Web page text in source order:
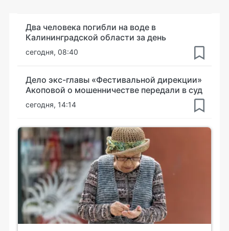
Два человека погибли на воде в
Калининградской области за день
сегодня, 08:40
Дело экс-главы «Фестивальной дирекции»
Акоповой о мошенничестве передали в суд
сегодня, 14:14